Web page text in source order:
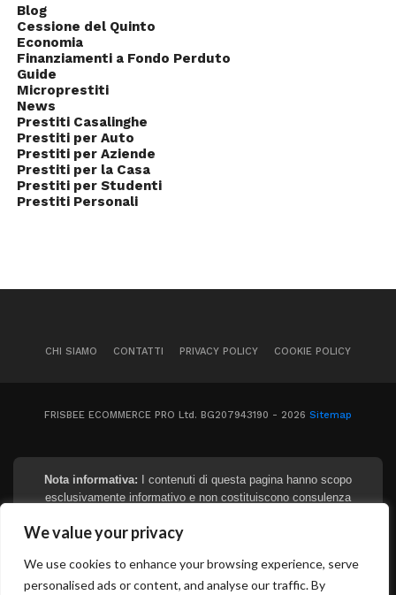
We value your privacy
We use cookies to enhance your browsing experience, serve
personalised ads or content, and analyse our traffic. By
Blog
Cessione del Quinto
Economia
Finanziamenti a Fondo Perduto
Guide
Microprestiti
News
Prestiti Casalinghe
Prestiti per Auto
Prestiti per Aziende
Prestiti per la Casa
Prestiti per Studenti
Prestiti Personali
CHI SIAMO CONTATTI PRIVACY POLICY COOKIE POLICY
FRISBEE ECOMMERCE PRO Ltd. BG207943190 - 2026 Sitemap
Nota informativa: I contenuti di questa pagina hanno scopo
esclusivamente informativo e non costituiscono consulenza
puramente indicativi e soggetti a variazioni in base al profilo del
qualsiasi contratto, si raccomanda di richiedere e leggere
attentamente il documento SECCI (Informazioni Europee di